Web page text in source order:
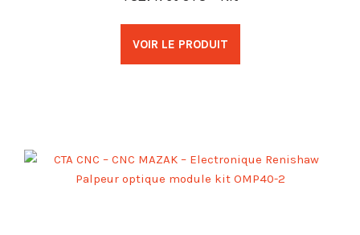
VOIR LE PRODUIT